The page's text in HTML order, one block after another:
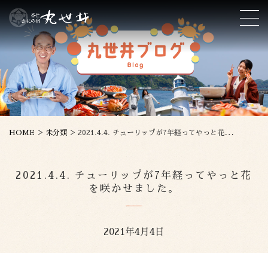
HOME > 未分類 > 2021.4.4. チューリップが7年経ってやっと花を咲かせました。
2021.4.4. チューリップが7年経ってやっと花
を咲かせました。
2021年4月4日